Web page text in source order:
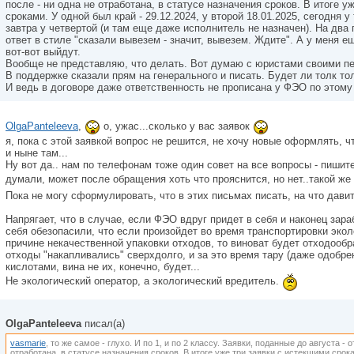
после - ни одна не отработана, в статусе назначения сроков. В итоге
сроками. У одной был край - 29.12.2024, у второй 18.01.2025, сегодня у
завтра у четвертой (и там еще даже исполнитель не назначен). На
ответ в стиле "сказали вывезем - значит, вывезем. Ждите". А у меня
вот-вот выйдут.
Вообще не представляю, что делать. Вот думаю с юристами своими
В поддержке сказали прям на генерального и писать. Будет ли толк
И ведь в договоре даже ответственность не прописана у ФЭО по
OlgaPanteleeva,
о, ужас...сколько у вас заявок
я, пока с этой заявкой вопрос не решится, не хочу новые оформлять,
и ныне там...
Ну вот да.. нам по телефонам тоже один совет на все вопросы -
думали, может после обращения хоть что прояснится, но нет..такой
Пока не могу сформулировать, что в этих письмах писать, на что
Напрягает, что в случае, если ФЭО вдруг придет в себя и наконец
себя обезопасили, что если произойдет во время транспортировки
причине некачественной упаковки отходов, то виноват будет
отходы "накапливались" сверхдолго, и за это время тару (даже
кислотами, вина не их, конечно, будет...
Не экологический оператор, а экологический вредитель.
OlgaPanteleevaписал(а)
vasmarie , то же самое - глухо. И по 1, и по 2 классу. Заявки, поданные до августа -